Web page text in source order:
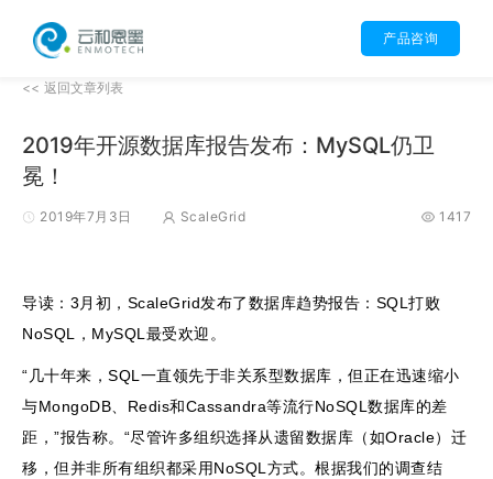
产品咨询
<< 返回文章列表
2019年开源数据库报告发布：MySQL仍卫
冕！
2019年7月3日 ScaleGrid 1417
导读：3月初，ScaleGrid发布了数据库趋势报告：SQL打败
NoSQL，MySQL最受欢迎。
“几十年来，SQL一直领先于非关系型数据库，但正在迅速缩小
与MongoDB、Redis和Cassandra等流行NoSQL数据库的差
距，”报告称。“尽管许多组织选择从遗留数据库（如Oracle）迁
移，但并非所有组织都采用NoSQL方式。根据我们的调查结